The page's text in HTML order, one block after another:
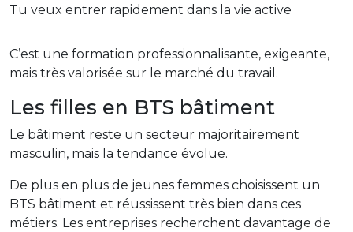
Tu veux entrer rapidement dans la vie active
C’est une formation professionnalisante, exigeante,
mais très valorisée sur le marché du travail.
Les filles en BTS bâtiment
Le bâtiment reste un secteur majoritairement
masculin, mais la tendance évolue.
De plus en plus de jeunes femmes choisissent un
BTS bâtiment et réussissent très bien dans ces
métiers. Les entreprises recherchent davantage de